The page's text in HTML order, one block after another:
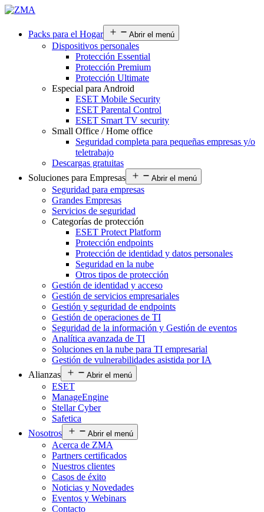
Packs para el Hogar Abrir el menú
Dispositivos personales
Protección Essential
Protección Premium
Protección Ultimate
Especial para Android
ESET Mobile Security
ESET Parental Control
ESET Smart TV security
Small Office / Home office
Seguridad completa para pequeñas empresas y/o
teletrabajo
Descargas gratuitas
Soluciones para Empresas
Abrir el menú
Seguridad para empresas
Grandes Empresas
Servicios de seguridad
Categorías de protección
ESET Protect Platform
Protección endpoints
Protección de identidad y datos personales
Seguridad en la nube
Otros tipos de protección
Gestión de identidad y acceso
Gestión de servicios empresariales
Gestión y seguridad de endpoints
Gestión de operaciones de TI
Seguridad de la información y Gestión de eventos
Analítica avanzada de TI
Soluciones en la nube para TI empresarial
Gestión de vulnerabilidades asistida por IA
Alianzas
Abrir el menú
ESET
ManageEngine
Stellar Cyber
Safetica
Nosotros
Abrir el menú
Acerca de ZMA
Partners certificados
Nuestros clientes
Casos de éxito
Noticias y Novedades
Eventos y Webinars
Contacto